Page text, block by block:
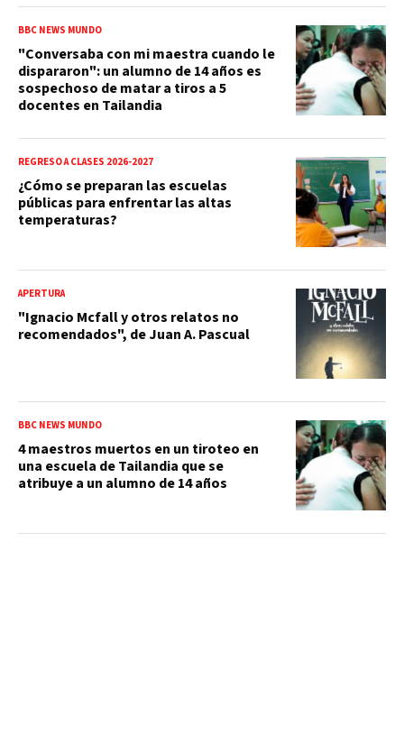
BBC NEWS MUNDO
"Conversaba con mi maestra cuando le
dispararon": un alumno de 14 años es
sospechoso de matar a tiros a 5
docentes en Tailandia
REGRESO A CLASES 2026-2027
¿Cómo se preparan las escuelas
públicas para enfrentar las altas
temperaturas?
APERTURA
"Ignacio Mcfall y otros relatos no
recomendados", de Juan A. Pascual
BBC NEWS MUNDO
4 maestros muertos en un tiroteo en
una escuela de Tailandia que se
atribuye a un alumno de 14 años